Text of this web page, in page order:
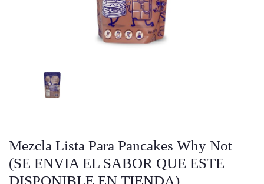
Mezcla Lista Para Pancakes Why Not
(SE ENVIA EL SABOR QUE ESTE
DISPONIBLE EN TIENDA)